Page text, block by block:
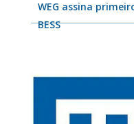
WEG assina
BESS